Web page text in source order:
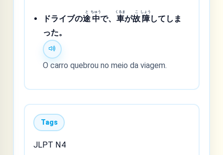
ドライブの途
と
中
ちゅう
で、 車
くるま
が故
こ
障
しょう
してしま
った。
O carro quebrou no meio da viagem.
Tags
JLPT N4